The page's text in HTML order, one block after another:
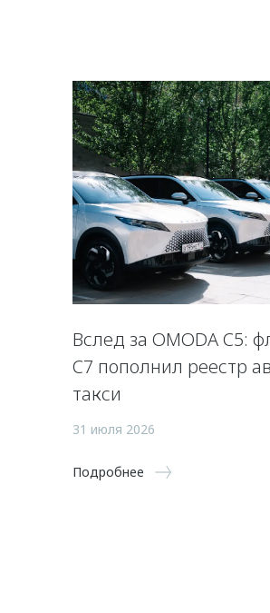
Вслед за OMODA C5:
C7 пополнил реестр
такси
31 июля 2026
Подробнее